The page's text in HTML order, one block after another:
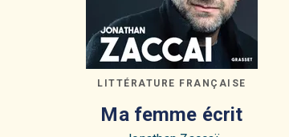
LITTÉRATURE FRANÇAISE
Ma femme écrit